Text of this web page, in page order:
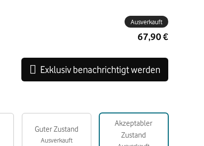
Ausverkauft
67,90 €
Exklusiv benachrichtigt werden
Guter Zustand
Ausverkauft
Akzeptabler
Zustand